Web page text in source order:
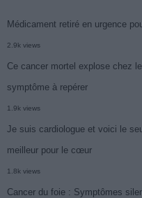
Médicament retiré en urgence
2.9k views
Ce cancer mortel explose chez
symptôme à repérer
1.9k views
Je suis cardiologue et voici le
meilleur pour le cœur
1.8k views
Cancer du foie : Symptômes